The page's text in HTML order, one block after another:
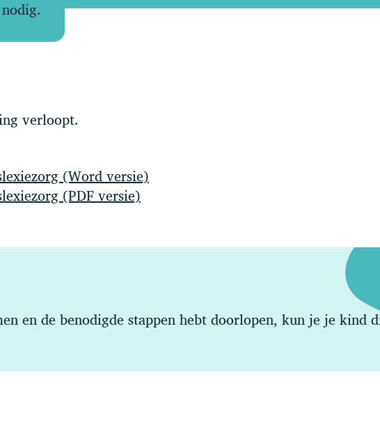
verloopt.
(Word versie)
(PDF versie)
en de benodigde stappen hebt doorlopen, kun je je kind